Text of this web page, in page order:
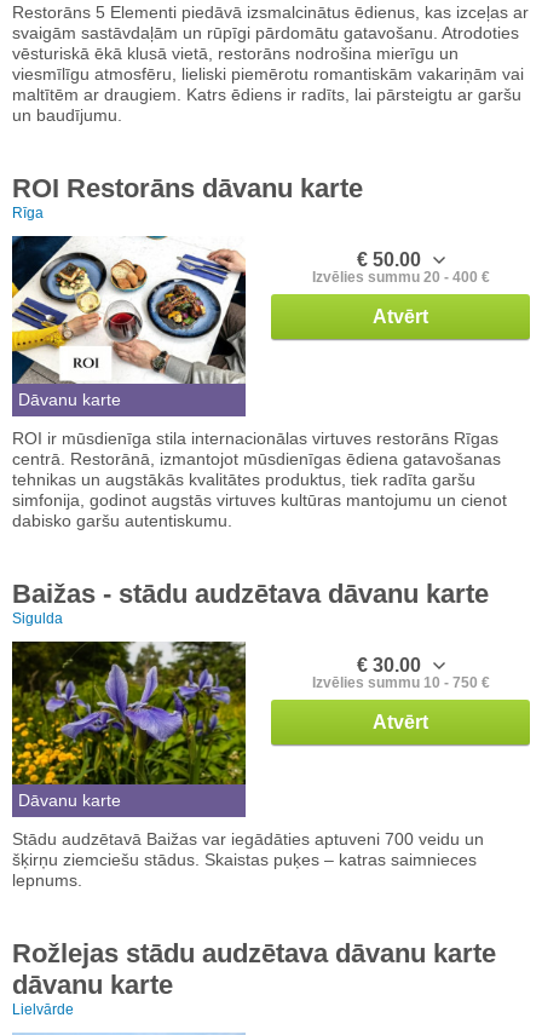
Restorāns 5 Elementi piedāvā izsmalcinātus ēdienus, kas izceļas ar
svaigām sastāvdaļām un rūpīgi pārdomātu gatavošanu. Atrodoties
vēsturiskā ēkā klusā vietā, restorāns nodrošina mierīgu un
viesmīlīgu atmosfēru, lieliski piemērotu romantiskām vakariņām vai
maltītēm ar draugiem. Katrs ēdiens ir radīts, lai pārsteigtu ar garšu
un baudījumu.
ROI Restorāns dāvanu karte
Rīga
Dāvanu karte
€ 50.00
Izvēlies summu 20 - 400 €
Atvērt
ROI ir mūsdienīga stila internacionālas virtuves restorāns Rīgas
centrā. Restorānā, izmantojot mūsdienīgas ēdiena gatavošanas
tehnikas un augstākās kvalitātes produktus, tiek radīta garšu
simfonija, godinot augstās virtuves kultūras mantojumu un cienot
dabisko garšu autentiskumu.
Baižas - stādu audzētava dāvanu karte
Sigulda
Dāvanu karte
€ 30.00
Izvēlies summu 10 - 750 €
Atvērt
Stādu audzētavā Baižas var iegādāties aptuveni 700 veidu un
šķirņu ziemciešu stādus. Skaistas puķes – katras saimnieces
lepnums.
Rožlejas stādu audzētava dāvanu karte
dāvanu karte
Lielvārde